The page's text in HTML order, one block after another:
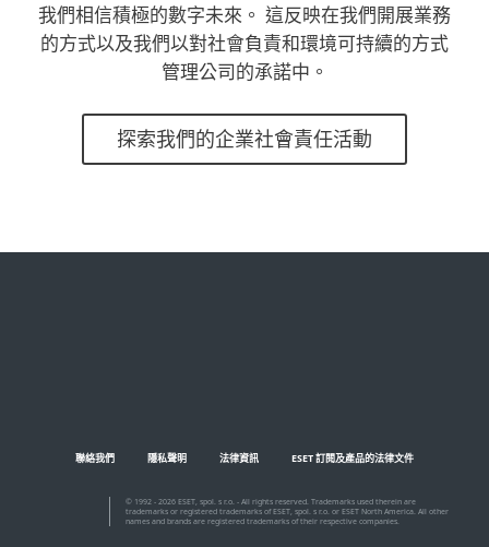
我們相信積極的數字未來。 這反映在我們開展業務
的方式以及我們以對社會負責和環境可持續的方式
管理公司的承諾中。
探索我們的企業社會責任活動
聯絡我們 隱私聲明 法律資訊 ESET 訂閱及產品的法律文件
© 1992 - 2026 ESET, spol. s r.o. - All rights reserved. Trademarks used therein are
trademarks or registered trademarks of ESET, spol. s r.o. or ESET North America. All other
names and brands are registered trademarks of their respective companies.